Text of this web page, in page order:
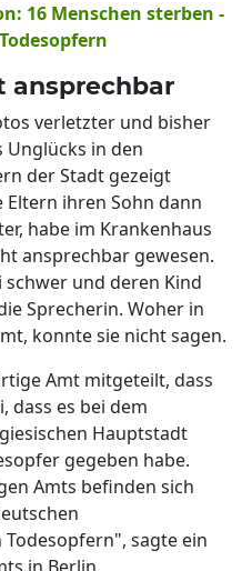
16 Menschen sterben -
ansprechbar
verletzter und bisher
in den
der Stadt gezeigt
ihren Sohn dann
habe im Krankenhaus
ansprechbar gewesen.
schwer und deren Kind
Sprecherin. Woher in
konnte sie nicht sagen.
Amt mitgeteilt, dass
dass es bei dem
Hauptstadt
gegeben habe.
Amts befinden sich
sagte ein